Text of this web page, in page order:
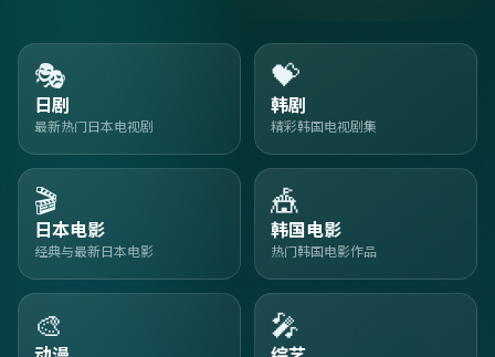
🎭
日剧
最新热门日本电视剧
💝
韩剧
精彩韩国电视剧集
🎬
日本电影
经典与最新日本电影
🎪
韩国电影
热门韩国电影作品
🎨 🎤